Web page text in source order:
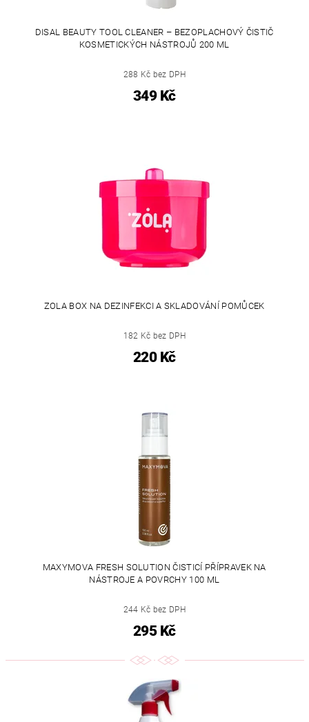
DISAL BEAUTY TOOL CLEANER – BEZOPLACHOVÝ ČISTIČ
KOSMETICKÝCH NÁSTROJŮ 200 ML
288 Kč bez DPH
349 Kč
ZOLA BOX NA DEZINFEKCI A SKLADOVÁNÍ POMŮCEK
182 Kč bez DPH
220 Kč
MAXYMOVA FRESH SOLUTION ČISTICÍ PŘÍPRAVEK NA
NÁSTROJE A POVRCHY 100 ML
244 Kč bez DPH
295 Kč